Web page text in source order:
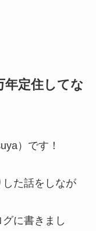
年定住してな
）です！
た話をしなが
グに書きまし